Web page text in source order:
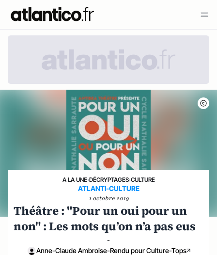
A LA UNE›DÉCRYPTAGES›CULTURE
ATLANTI-CULTURE
1 octobre 2019
Théâtre : "Pour un oui pour un
non" : Les mots qu’on n’a pas eus
-
Anne-Claude Ambroise-Rendu pour Culture-Tops